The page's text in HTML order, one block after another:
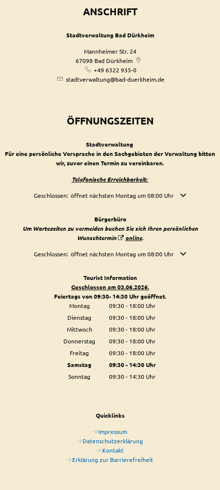
ANSCHRIFT
Stadtverwaltung Bad Dürkheim
Mannheimer Str. 24
67098 Bad Dürkheim
+49 6322 935-0
stadtverwaltung@bad-duerkheim.de
ÖFFNUNGSZEITEN
Stadtverwaltung
Für eine persönliche Vorsprache in den Sachgebieten der Verwaltung bitten
wir, zuvor einen Termin zu vereinbaren.
Telefonische Erreichbarkeit:
Klicken, um weitere Öffnungs- oder Schließzeiten auszublenden
Geschlossen: öffnet nächsten Montag um 08:00 Uhr
Bürgerbüro
Um Wartezeiten zu vermeiden buchen Sie sich Ihren persönlichen
Wunschtermin
online.
Klicken, um weitere Öffnungs- oder Schließzeiten auszublenden
Geschlossen: öffnet nächsten Montag um 08:00 Uhr
Tourist Information
Geschlossen am 03.06.2026.
Feiertags von 09:30- 14:30 Uhr geöffnet.
Montag
09:30- 18:00Uhr
Von 09:30 bis 18:00 Uhr
Dienstag 09:30- 18:00Uhr
Von 09:30 bis 18:00 Uhr
Mittwoch 09:30- 18:00Uhr
Von 09:30 bis 18:00 Uhr
Donnerstag 09:30- 18:00Uhr
Von 09:30 bis 18:00 Uhr
Freitag 09:30- 18:00Uhr
Von 09:30 bis 18:00 Uhr
Samstag 09:30- 14:30Uhr
Von 09:30 bis 14:30 Uhr
Sonntag 09:30- 14:30Uhr
Quicklinks
Impressum
Datenschutzerklärung
Kontakt
Erklärung zur Barrierefreiheit